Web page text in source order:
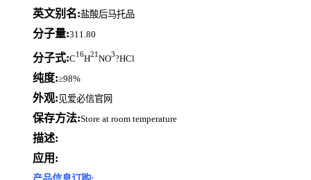
英文别名:盐酸后马托品
分子量:311.80
分子式:C16H21NO3?HCl
纯度:≥98%
外观: 见爱必信官网
保存方法:Store at room temperature
描述:
应用: